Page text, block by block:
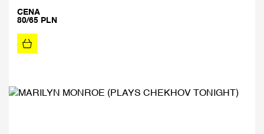
CENA
80/65 PLN